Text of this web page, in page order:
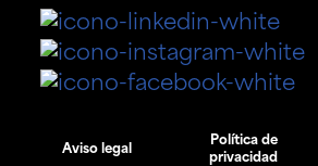
Aviso legal
Política de
privacidad